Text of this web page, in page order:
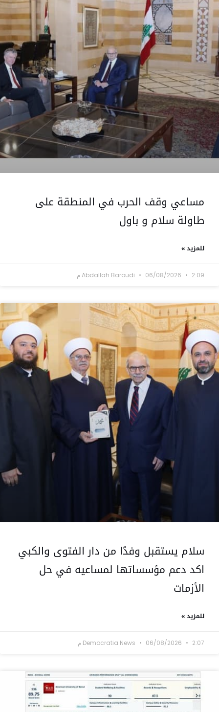
مساعي وقف الحرب في المنطقة على
طاولة سلام و باول
للمزيد »
Abdallah Baroudi 06/08/2026 2:09 م
سلام يستقبل وفدًا من دار الفتوى والكبي
اكد دعم مؤسساتها لمساعيه في حل
الأزمات
للمزيد »
Democratia News 06/08/2026 2:07 م